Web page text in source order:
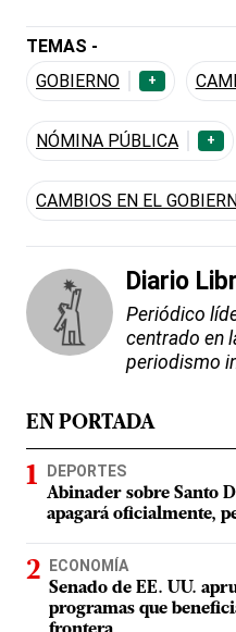
TEMAS -
GOBIERNO
+
NÓMINA PÚBLICA +
CAMBIOS EN EL
Diario
Periódico
centrado en
periodismo
EN PORTADA
DEPORTES
Abinader sobre Santo
apagará oficialmente,
ECONOMÍA
Senado de EE. UU.
programas que